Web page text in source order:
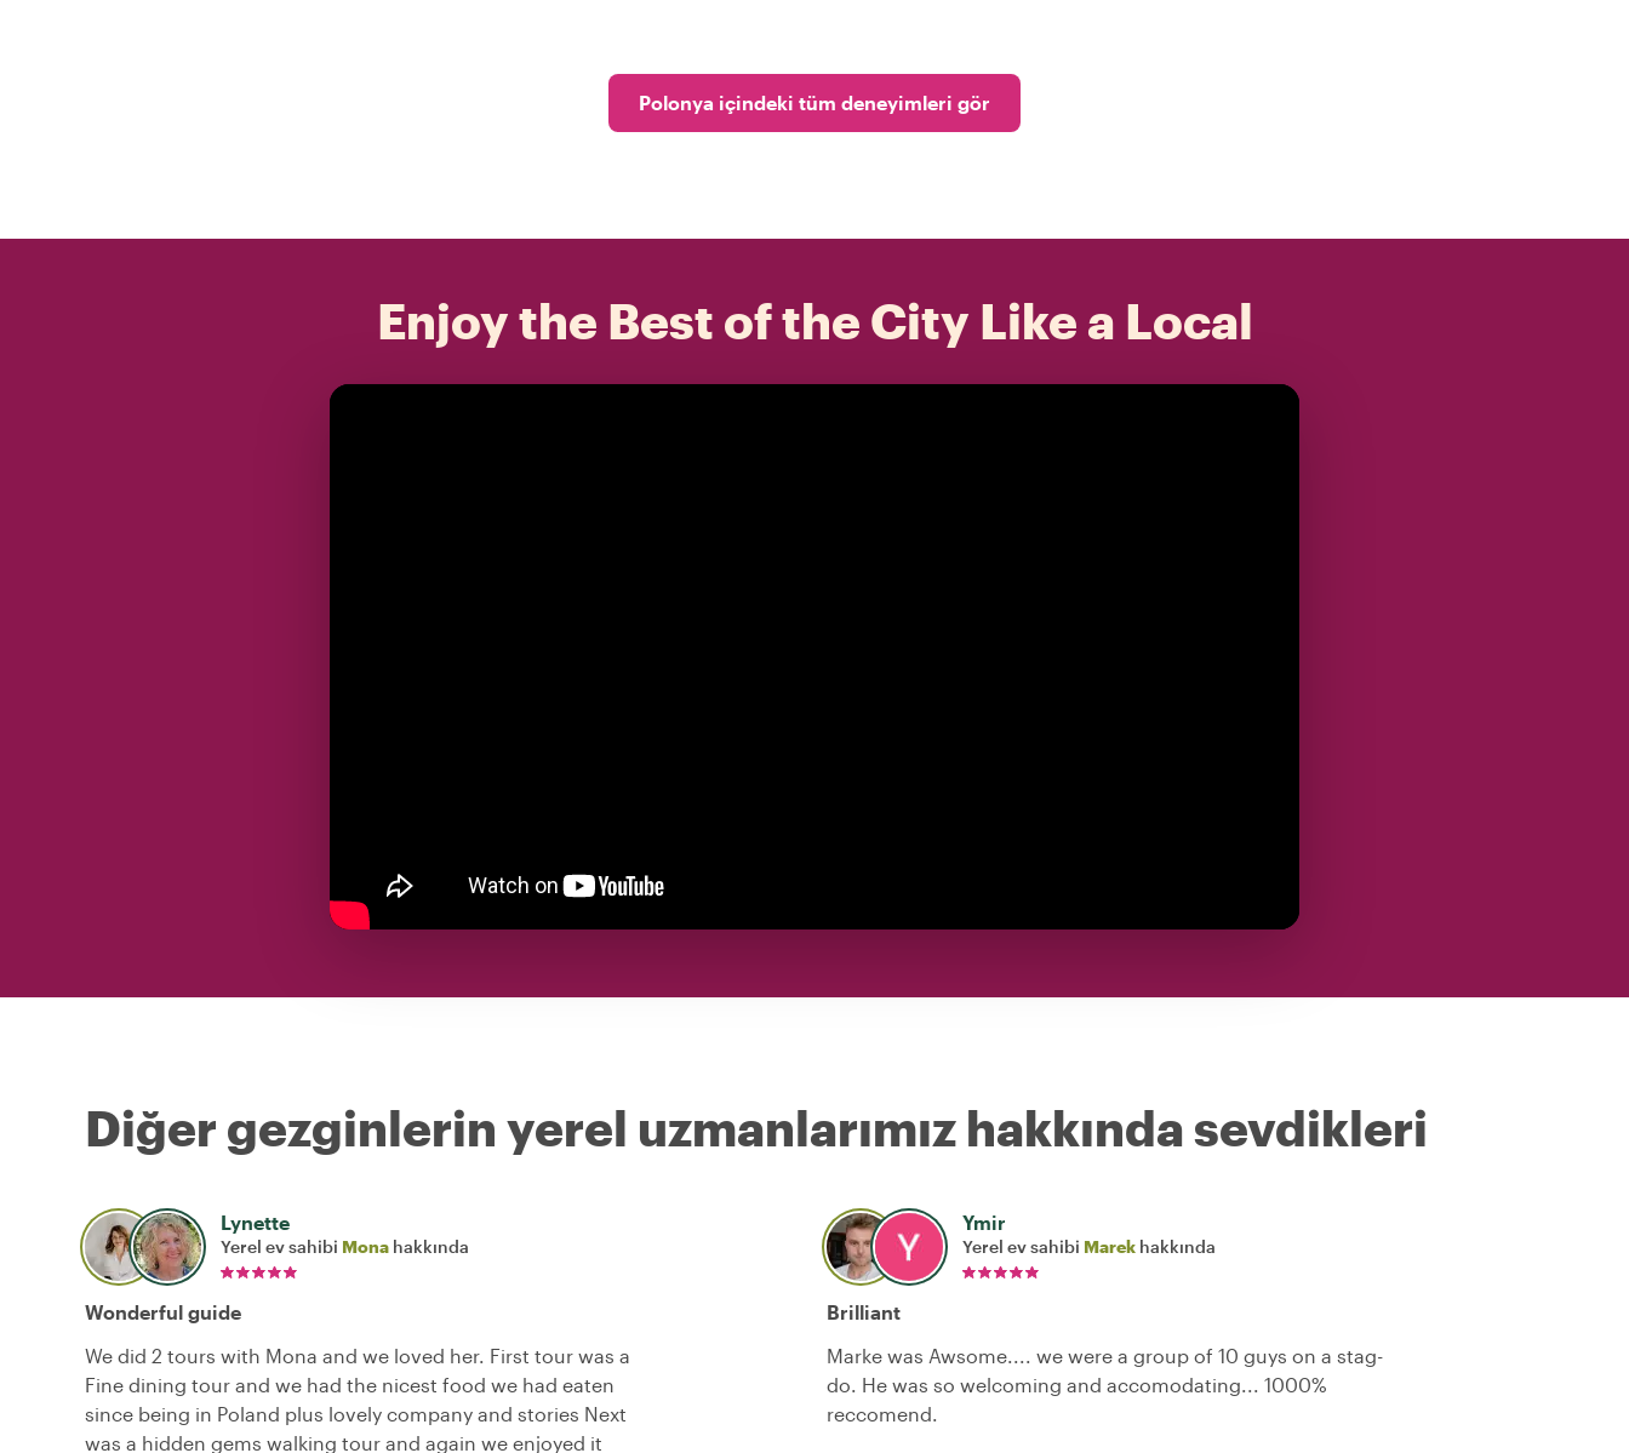
Polonya içindeki tüm deneyimleri gör
Enjoy the Best of the City Like a Local
Diğer gezginlerin yerel uzmanlarımız hakkında sevdikleri
Lynette
Yerel ev sahibi Mona hakkında
Wonderful guide
We did 2 tours with Mona and we loved her. First tour was a
Fine dining tour and we had the nicest food we had eaten
since being in Poland plus lovely company and stories Next
was a hidden gems walking tour and again we enjoyed it
Ymir
Yerel ev sahibi Marek hakkında
Brilliant
Marke was Awsome.... we were a group of 10 guys on a stag-
do. He was so welcoming and accomodating... 1000%
reccomend.